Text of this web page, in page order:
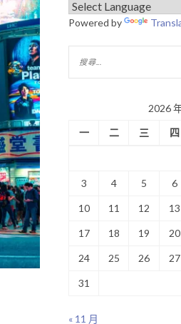
Powered by
2026
一
二 三 四
3 4 5 6
10 11 12 13
17 18 19 20
24 25 26 27
31
« 11 月